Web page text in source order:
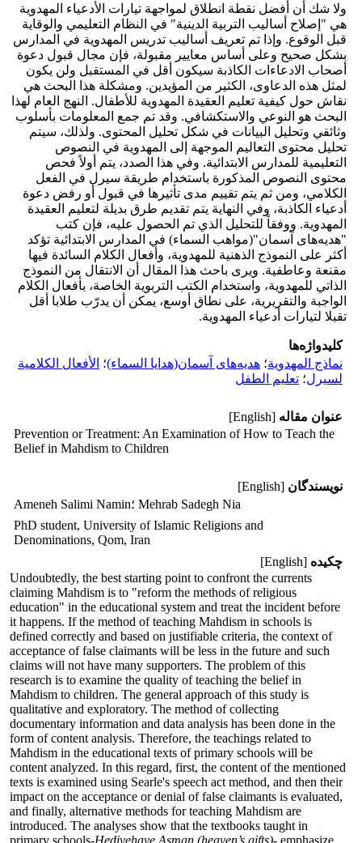
ولا شك أن أفضل نقطة انطلاق لمواجهة تيارات الأدعياء المهدوية
هي "إصلاح أساليب التربية الدينية" في النظام التعليمي والوقاية
قبل الوقوع. وإذا تم تعريف أساليب تدريس المهدوية في المدارس
بشكل صحيح وعلى أساس معايير مقبولة، فإن مجال قبول دعوة
أصحاب الادعاءات الكاذبة سيكون أقل في المستقبل ولن يكون
لمثل هذه الدعاوى، الكثير من المؤيدين. ومشكلة هذا البحث هي
نقاش حول کيفية تعليم العقيدة المهدوية للأطفال. النهج العام لهذا
البحث هو النوعي والاستكشافي. وقد تم جمع المعلومات بأسلوب
وثائقي وتحليل البيانات في شكل تحليل المحتوى. ولذلك، سيتم
تحليل محتوی التعاليم الموجهة إلى المهدوية في النصوص
التعليمية للمدارس الابتدائية. وفي هذا الصدد، يتم أولاً فحص
محتوى النصوص المذكورة باستخدام طريقة سيرل في الفعل
الكلامي، ومن ثم يتم تقييم مدى تأثيرها في قبول أو رفض دعوة
أدعياء الکاذبة، وفي النهاية يتم تقديم طرق بديلة لتعليم العقیدة
المهدوية. ووفقاً للتحليل الذي تم الحصول عليه، فإن كتب
"هديه‌های آسمان"(مواهب السماء) في المدارس الابتدائية تؤكد
أكثر على النموذج الذهنية للمهدوية، وأفعال الكلام السائدة فيها
مقنعة وعاطفية. ويرى باحث هذا المقال أن الانتقال من النموذج
الذاتي للمهدوية، واستخدام الكتب التربوية الخاصة، بأفعال الكلام
الواجبة والتقريرية، على نطاق أوسع، يمكن أن يدرّب طلابا أقل
تقبلا لتيارات أدعياء المهدوية.
کلیدواژه‌ها
نماذج المهدوية؛ هديه‌های آسمان(هدايا السماء)؛ الأفعال الكلامية
لسيرل؛ تعليم الطفل
عنوان مقاله [English]
Prevention or Treatment: An Examination of How to Teach the
Belief in Mahdism to Children
نویسندگان [English]
Ameneh Salimi Namin؛ Mehrab Sadegh Nia
PhD student, University of Islamic Religions and
Denominations, Qom, Iran
چکیده [English]
Undoubtedly, the best starting point to confront the currents
claiming Mahdism is to "reform the methods of religious
education" in the educational system and treat the incident before
it happens. If the method of teaching Mahdism in schools is
defined correctly and based on justifiable criteria, the context of
acceptance of false claimants will be less in the future and such
claims will not have many supporters. The problem of this
research is to examine the quality of teaching the belief in
Mahdism to children. The general approach of this study is
qualitative and exploratory. The method of collecting
documentary information and data analysis has been done in the
form of content analysis. Therefore, the teachings related to
Mahdism in the educational texts of primary schools will be
content analyzed. In this regard, first, the content of the mentioned
texts is examined using Searle's speech act method, and then their
impact on the acceptance or denial of false claimants is evaluated,
and finally, alternative methods for teaching Mahdism are
introduced. The analyses show that the textbooks taught in
primary schools-Hediyehaye Asman (heaven’s gifts)- emphasize